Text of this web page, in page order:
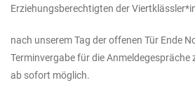
Erziehungsberechtigten der
nach unserem Tag der offenen Tür Ende
Terminvergabe für die Anmeldegespräche
ab sofort möglich.